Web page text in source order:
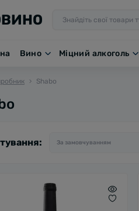
Вино Міцний алкоголь
Shabo